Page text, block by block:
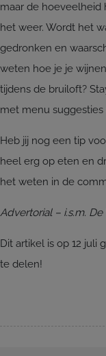
maar de hoeveelheid
het weer. Wordt het
gedronken en
weten hoe je je
tijdens de bruiloft?
met menu
Heb jij nog een tip
heel erg op eten en
het weten in de
Advertorial – i.s.m.
Dit artikel is op 12 juli
te delen!